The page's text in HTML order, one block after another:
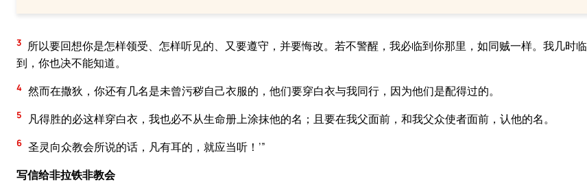
3 所以要回想你是怎样领受、怎样听见的、又要遵守，并要悔改。若不警醒，我必临到你那里，如同贼一样。我几时临
到，你也决不能知道。
4 然而在撒狄，你还有几名是未曾污秽自己衣服的，他们要穿白衣与我同行，因为他们是配得过的。
5 凡得胜的必这样穿白衣，我也必不从生命册上涂抹他的名；且要在我父面前，和我父众使者面前，认他的名。
6 圣灵向众教会所说的话，凡有耳的，就应当听！’”
写信给非拉铁非教会